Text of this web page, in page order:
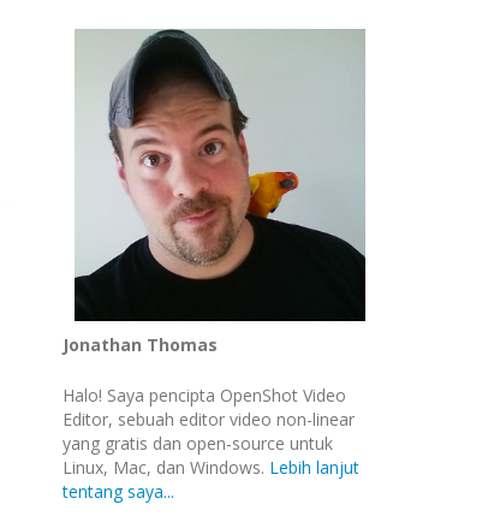
Jonathan Thomas
Halo! Saya pencipta OpenShot Video
Editor, sebuah editor video non-linear
yang gratis dan open-source untuk
Linux, Mac, dan Windows. Lebih lanjut
tentang saya...